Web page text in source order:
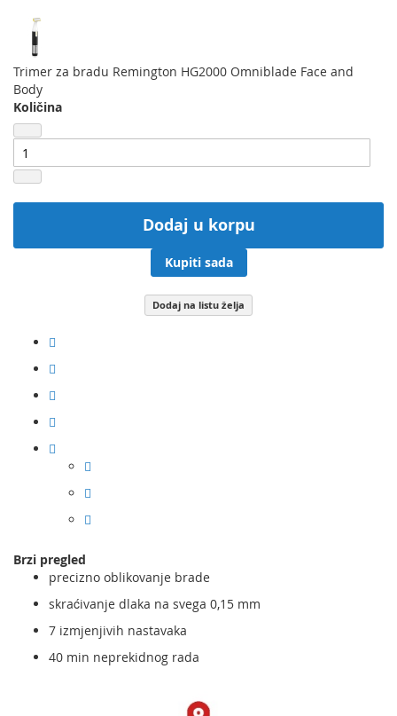
Trimer za bradu Remington HG2000 Omniblade Face and
Body
Količina
Dodaj u korpu
Kupiti sada
Dodaj na listu želja
Brzi pregled
precizno oblikovanje brade
skraćivanje dlaka na svega 0,15 mm
7 izmjenjivih nastavaka
40 min neprekidnog rada